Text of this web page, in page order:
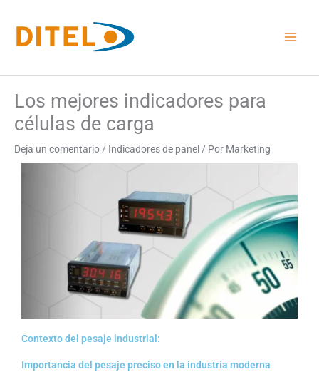
contenido
Los mejores indicadores para
células de carga
Deja un comentario/ Indicadores de panel / Por Marketing
Contexto del pesaje industrial:
Importancia del pesaje preciso en la industria moderna